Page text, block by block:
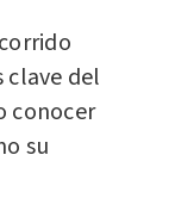
del
conocer
su